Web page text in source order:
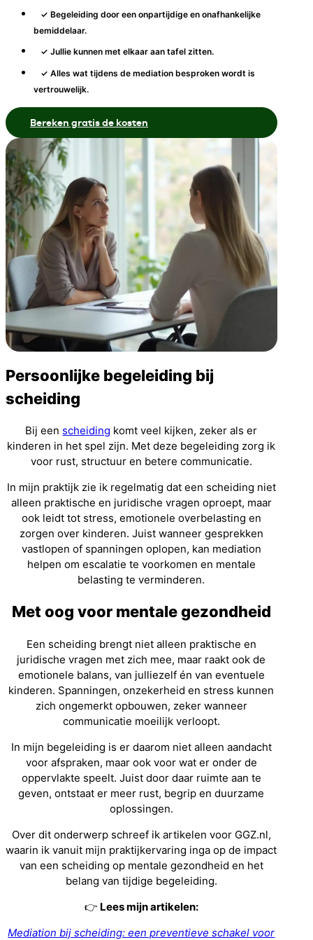
✓ Begeleiding door een onpartijdige en onafhankelijke
bemiddelaar.
✓ Jullie kunnen met elkaar aan tafel zitten.
✓ Alles wat tijdens de mediation besproken wordt is
vertrouwelijk.
Bereken gratis de kosten
Persoonlijke begeleiding bij
scheiding
Bij een scheiding komt veel kijken, zeker als er
kinderen in het spel zijn. Met deze begeleiding zorg ik
voor rust, structuur en betere communicatie.
In mijn praktijk zie ik regelmatig dat een scheiding niet
alleen praktische en juridische vragen oproept, maar
ook leidt tot stress, emotionele overbelasting en
zorgen over kinderen. Juist wanneer gesprekken
vastlopen of spanningen oplopen, kan mediation
helpen om escalatie te voorkomen en mentale
belasting te verminderen.
Met oog voor mentale gezondheid
Een scheiding brengt niet alleen praktische en
juridische vragen met zich mee, maar raakt ook de
emotionele balans, van julliezelf én van eventuele
kinderen. Spanningen, onzekerheid en stress kunnen
zich ongemerkt opbouwen, zeker wanneer
communicatie moeilijk verloopt.
In mijn begeleiding is er daarom niet alleen aandacht
voor afspraken, maar ook voor wat er onder de
oppervlakte speelt. Juist door daar ruimte aan te
geven, ontstaat er meer rust, begrip en duurzame
oplossingen.
Over dit onderwerp schreef ik artikelen voor GGZ.nl,
waarin ik vanuit mijn praktijkervaring inga op de impact
van een scheiding op mentale gezondheid en het
belang van tijdige begeleiding.
👉 Lees mijn artikelen:
Mediation bij scheiding: een preventieve schakel voor